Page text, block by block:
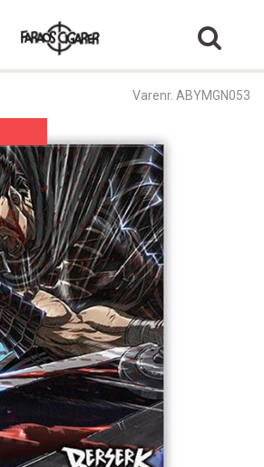
Varenr. ABYMGN053